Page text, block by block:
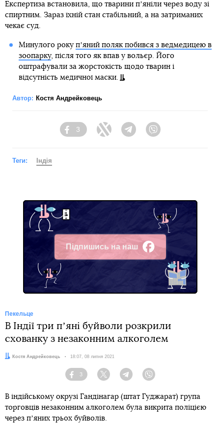
Експертиза встановила, що тварини пʼяніли через воду зі
спиртним. Зараз їхній стан стабільний, а на затриманих
чекає суд.
Минулого року пʼяний поляк побився з ведмедицею в
зоопарку, після того як впав у вольєр. Його
оштрафували за жорстокість щодо тварин і
відсутність медичної маски.
Автор: Костя Андрейковець
Facebook
3
Twitter Telegram
Теги: Індія
Підпишись на наш
Facebook
Пекельце
В Індії три пʼяні буйволи розкрили
схованку з незаконним алкоголем
Автор:Костя Андрейковець Дата:
18:07, 08 липня 2021
Facebook
3
Twitter TelegramViber
В індійському окрузі Гандінагар (штат Гуджарат) група
торговців незаконним алкоголем була викрита поліцією
через пʼяних трьох буйволів.